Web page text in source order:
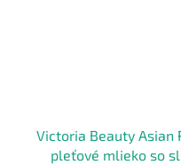
Victoria Beauty Asian
pleťové mlieko so